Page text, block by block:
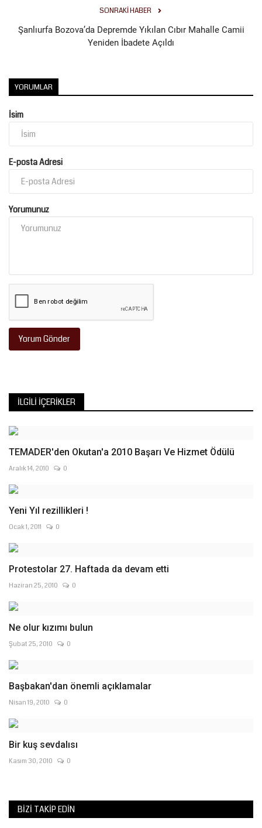
SONRAKI HABER
Şanlıurfa Bozova’da Depremde Yıkılan Cıbır Mahalle Camii
Yeniden İbadete Açıldı
YORUMLAR
İsim
E-posta Adresi
Yorumunuz
Yorum Gönder
İLGILI İÇERIKLER
TEMADER'den Okutan'a 2010 Başarı Ve Hizmet Ödülü
Aralık 14, 2010 0
Yeni Yıl rezillikleri !
Ocak 1, 2011 0
Protestolar 27. Haftada da devam etti
Haziran 25, 2010 0
Ne olur kızımı bulun
Şubat 25, 2010 0
Başbakan'dan önemli açıklamalar
Nisan 19, 2010 0
Bir kuş sevdalısı
Kasım 30, 2010 0
BIZI TAKIP EDIN